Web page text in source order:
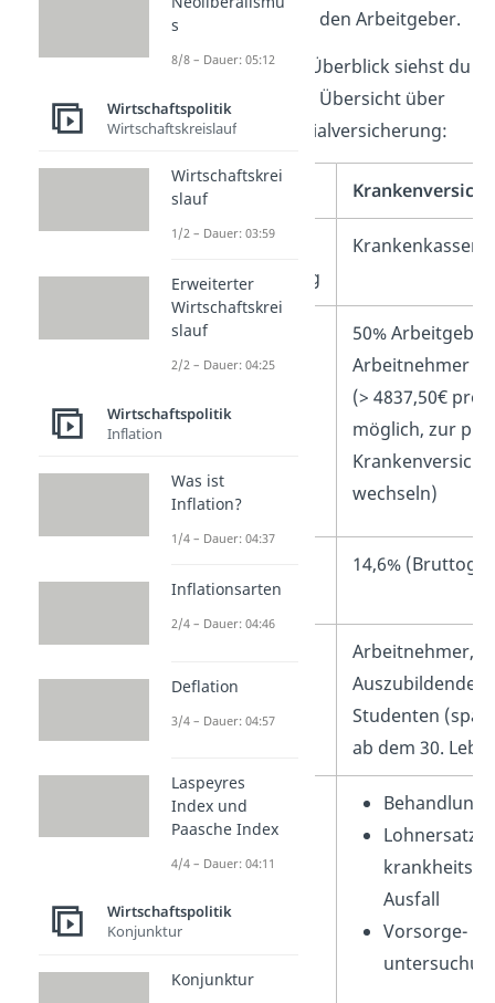
Rentenversicherung den Arbeitgeber.
Für einen besseren Überblick siehst du
hier eineTabelle
zur Übersicht über
die 5 Säulen der Sozialversicherung:
Merkmal
Träger der
Sozialversicherung
Krankenkassen
Beitragszahler
50%
Arbeitnehmer
(> 4837,50€ pro
möglich, zur
wechseln)
14,6%
Arbeitnehmer,
Auszubildende,
Studenten
ab dem 30.
Leistungen des
Trägers
Lohnersatz
Ausfall
Vorsorge-
s
8/8 – Dauer: 05:12
Wirtschaftspolitik
Wirtschaftskreislauf
Wirtschaftskrei
slauf
1/2 – Dauer: 03:59
Erweiterter
Wirtschaftskrei
slauf
2/2 – Dauer: 04:25
Wirtschaftspolitik
Inflation
Was ist
Inflation?
1/4 – Dauer: 04:37
Inflationsarten
2/4 – Dauer: 04:46
Deflation
3/4 – Dauer: 04:57
Laspeyres
Index und
Paasche Index
4/4 – Dauer: 04:11
Wirtschaftspolitik
Konjunktur
Konjunktur